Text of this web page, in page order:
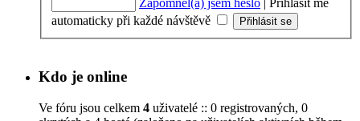
automaticky při každé návštěvě
Kdo je online
Ve fóru jsou celkem 4 uživatelé :: 0 registrovaných, 0